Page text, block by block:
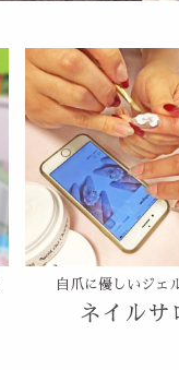
自爪に優しいジェ
ネイルサ